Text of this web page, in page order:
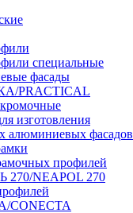
специальные
фасады
PRACTICAL
изготовления
алюминиевых фасадов
профилей
NEAPOL 270